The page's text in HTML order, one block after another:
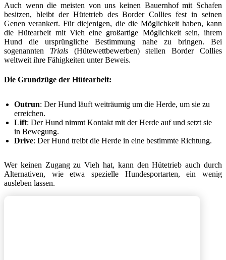
Auch wenn die meisten von uns keinen Bauernhof mit Schafen
besitzen, bleibt der Hütetrieb des Border Collies fest in seinen
Genen verankert. Für diejenigen, die die Möglichkeit haben, kann
die Hütearbeit mit Vieh eine großartige Möglichkeit sein, ihrem
Hund die ursprüngliche Bestimmung nahe zu bringen. Bei
sogenannten Trials(Hütewettbewerben) stellen Border Collies
weltweit ihre Fähigkeiten unter Beweis.
Die Grundzüge der Hütearbeit:
Outrun: Der Hund läuft weiträumig um die Herde, um sie zu
erreichen.
Lift: Der Hund nimmt Kontakt mit der Herde auf und setzt sie
in Bewegung.
Drive: Der Hund treibt die Herde in eine bestimmte Richtung.
Wer keinen Zugang zu Vieh hat, kann den Hütetrieb auch durch
Alternativen, wie etwa spezielle Hundesportarten, ein wenig
ausleben lassen.